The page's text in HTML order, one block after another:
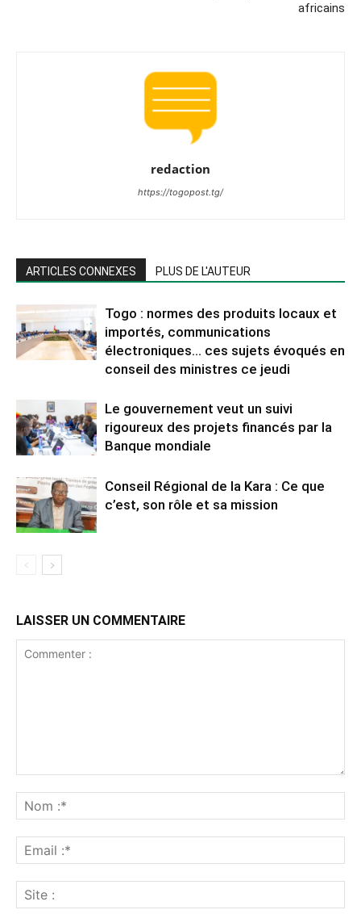
africains
redaction
https://togopost.tg/
ARTICLES CONNEXES PLUS DE L'AUTEUR
Togo : normes des produits locaux et
importés, communications
électroniques… ces sujets évoqués en
conseil des ministres ce jeudi
Le gouvernement veut un suivi
rigoureux des projets financés par la
Banque mondiale
Conseil Régional de la Kara : Ce que
c’est, son rôle et sa mission
LAISSER UN COMMENTAIRE